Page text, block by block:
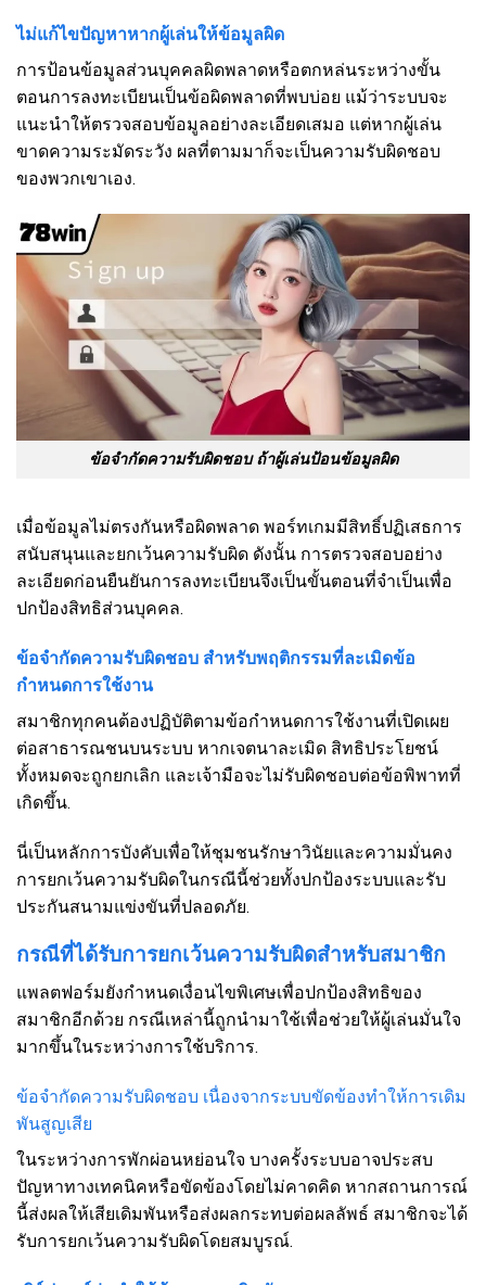
ไม่แก้ไขปัญหาหากผู้เล่นให้ข้อมูลผิด
การป้อนข้อมูลส่วนบุคคลผิดพลาดหรือตกหล่นระหว่างขั้น
ตอนการลงทะเบียนเป็นข้อผิดพลาดที่พบบ่อย แม้ว่าระบบจะ
แนะนำให้ตรวจสอบข้อมูลอย่างละเอียดเสมอ แต่หากผู้เล่น
ขาดความระมัดระวัง ผลที่ตามมาก็จะเป็นความรับผิดชอบ
ของพวกเขาเอง.
ข้อจำกัดความรับผิดชอบ ถ้าผู้เล่นป้อนข้อมูลผิด
เมื่อข้อมูลไม่ตรงกันหรือผิดพลาด พอร์ทเกมมีสิทธิ์ปฏิเสธการ
สนับสนุนและยกเว้นความรับผิด ดังนั้น การตรวจสอบอย่าง
ละเอียดก่อนยืนยันการลงทะเบียนจึงเป็นขั้นตอนที่จำเป็นเพื่อ
ปกป้องสิทธิส่วนบุคคล.
ข้อจำกัดความรับผิดชอบ สำหรับพฤติกรรมที่ละเมิดข้อ
กำหนดการใช้งาน
สมาชิกทุกคนต้องปฏิบัติตามข้อกำหนดการใช้งานที่เปิดเผย
ต่อสาธารณชนบนระบบ หากเจตนาละเมิด สิทธิประโยชน์
ทั้งหมดจะถูกยกเลิก และเจ้ามือจะไม่รับผิดชอบต่อข้อพิพาทที่
เกิดขึ้น.
นี่เป็นหลักการบังคับเพื่อให้ชุมชนรักษาวินัยและความมั่นคง
การยกเว้นความรับผิดในกรณีนี้ช่วยทั้งปกป้องระบบและรับ
ประกันสนามแข่งขันที่ปลอดภัย.
กรณีที่ได้รับการยกเว้นความรับผิดสำหรับสมาชิก
แพลตฟอร์มยังกำหนดเงื่อนไขพิเศษเพื่อปกป้องสิทธิของ
สมาชิกอีกด้วย กรณีเหล่านี้ถูกนำมาใช้เพื่อช่วยให้ผู้เล่นมั่นใจ
มากขึ้นในระหว่างการใช้บริการ.
ข้อจำกัดความรับผิดชอบ เนื่องจากระบบขัดข้องทำให้การเดิม
พันสูญเสีย
ในระหว่างการพักผ่อนหย่อนใจ บางครั้งระบบอาจประสบ
ปัญหาทางเทคนิคหรือขัดข้องโดยไม่คาดคิด หากสถานการณ์
นี้ส่งผลให้เสียเดิมพันหรือส่งผลกระทบต่อผลลัพธ์ สมาชิกจะได้
รับการยกเว้นความรับผิดโดยสมบูรณ์.